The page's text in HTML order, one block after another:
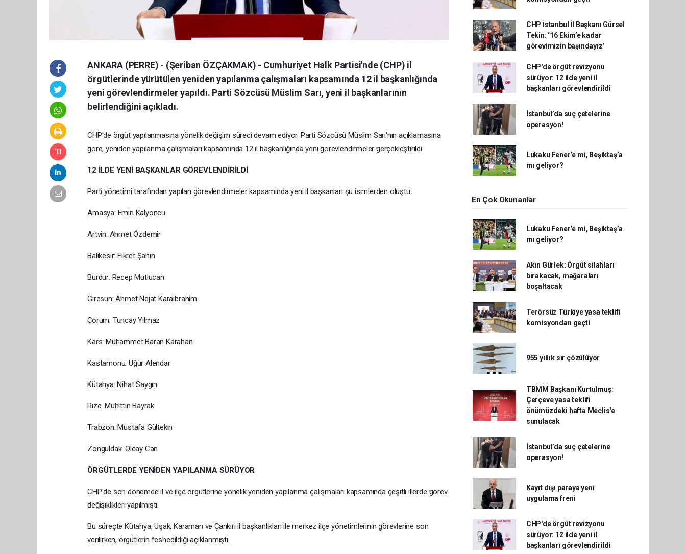
ANKARA (PERRE) - (Şeriban ÖZÇAKMAK) - Cumhuriyet Halk Partisi'nde (CHP) il
örgütlerinde yürütülen yeniden yapılanma çalışmaları kapsamında 12 il başkanlığında
yeni görevlendirmeler yapıldı. Parti Sözcüsü Müslim Sarı, yeni il başkanlarının
belirlendiğini açıkladı.
CHP'de örgüt yapılanmasına yönelik değişim süreci devam ediyor. Parti Sözcüsü Müslim Sarı'nın açıklamasına
göre, yeniden yapılanma çalışmaları kapsamında 12 il başkanlığında yeni görevlendirmeler gerçekleştirildi.
12 İLDE YENİ BAŞKANLAR GÖREVLENDİRİLDİ
Parti yönetimi tarafından yapılan görevlendirmeler kapsamında yeni il başkanları şu isimlerden oluştu:
Amasya: Emin Kalyoncu
Artvin: Ahmet Özdemir
Balıkesir: Fikret Şahin
Burdur: Recep Mutlucan
Giresun: Ahmet Nejat Karaibrahim
Çorum: Tuncay Yılmaz
Kars: Muhammet Baran Karahan
Kastamonu: Uğur Alendar
Kütahya: Nihat Saygın
Rize: Muhittin Bayrak
Trabzon: Mustafa Gültekin
Zonguldak: Olcay Can
ÖRGÜTLERDE YENİDEN YAPILANMA SÜRÜYOR
CHP'de son dönemde il ve ilçe örgütlerine yönelik yeniden yapılanma çalışmaları kapsamında çeşitli illerde görev
değişiklikleri yapılmıştı.
Bu süreçte Kütahya, Uşak, Karaman ve Çankırı il başkanlıkları ile merkez ilçe yönetimlerinin görevlerine son
verilirken, örgütlerin feshedildiği açıklanmıştı.
CHP İstanbul İl Başkanı Gürsel
Tekin: ‘16 Ekim’e kadar
görevimizin başındayız’
CHP'de örgüt revizyonu
sürüyor: 12 ilde yeni il
başkanları görevlendirildi
İstanbul’da suç çetelerine
operasyon!
Lukaku Fener’e mi, Beşiktaş’a
mı geliyor?
En Çok Okunanlar
Lukaku Fener’e mi, Beşiktaş’a
mı geliyor?
Akın Gürlek: Örgüt silahları
bırakacak, mağaraları
boşaltacak
Terörsüz Türkiye yasa teklifi
komisyondan geçti
955 yıllık sır çözülüyor
TBMM Başkanı Kurtulmuş:
Çerçeve yasa teklifi
önümüzdeki hafta Meclis'e
sunulacak
İstanbul’da suç çetelerine
operasyon!
Kayıt dışı paraya yeni
uygulama freni
CHP'de örgüt revizyonu
sürüyor: 12 ilde yeni il
başkanları görevlendirildi